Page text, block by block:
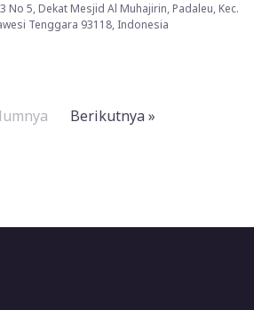
No 5, Dekat Mesjid Al Muhajirin, Padaleu, Kec.
Tenggara 93118, Indonesia
Berikutnya »